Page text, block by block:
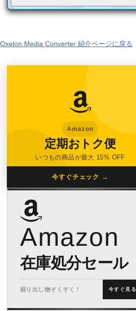
Oxelon Media Converter 紹介ページに戻る
Amazon
定期おトク便
いつもの商品が最大 15% OFF
今すぐチェック →
Amazon
在庫処分セール
掘り出し物ぞくぞく！ 今すぐ見る